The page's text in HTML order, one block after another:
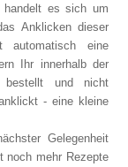
handelt es sich um
Anklicken dieser
eine
Ihr innerhalb der
bestellt und nicht
- eine kleine
Gelegenheit
noch mehr Rezepte